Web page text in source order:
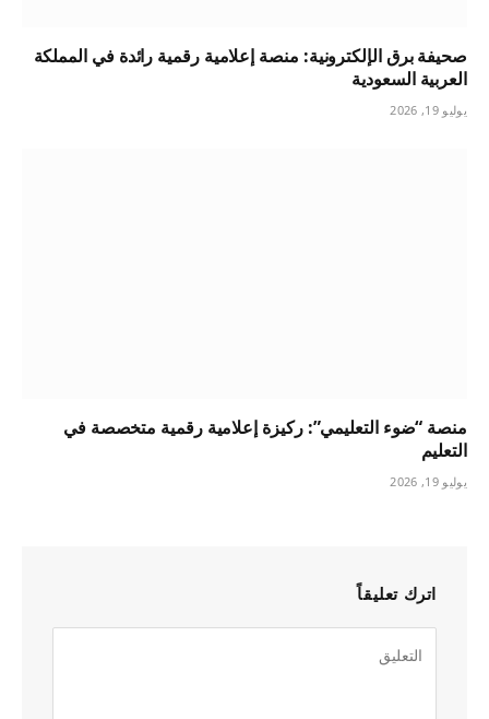
صحيفة برق الإلكترونية: منصة إعلامية رقمية رائدة في المملكة
العربية السعودية
يوليو 19, 2026
منصة “ضوء التعليمي”: ركيزة إعلامية رقمية متخصصة في
التعليم
يوليو 19, 2026
اترك تعليقاً